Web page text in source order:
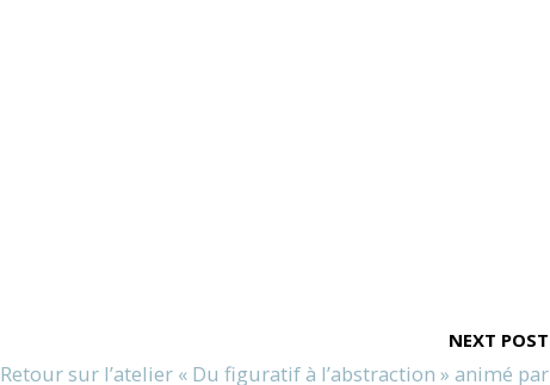
NEXT POST
Retour sur l’atelier « Du figuratif à l’abstraction » animé par